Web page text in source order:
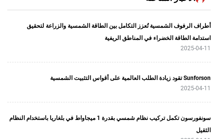
الشمسية تُعزز التكامل بين الطاقة الشمسية والزراعة لتحقيق
الخضراء في المناطق الريفية
سونفورسون تكمل تركيب نظام شمسي بقدرة 1 ميجاواط في بلغاريا باستخدام النظام